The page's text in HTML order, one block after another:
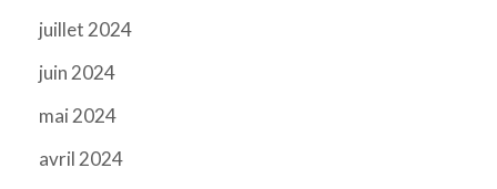
juillet 2024
juin 2024
mai 2024
avril 2024